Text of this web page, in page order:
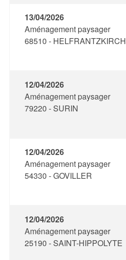
13/04/2026
Aménagement paysager
68510 - HELFRANTZKIRCH
12/04/2026
Aménagement paysager
79220 - SURIN
12/04/2026
Aménagement paysager
54330 - GOVILLER
12/04/2026
Aménagement paysager
25190 - SAINT-HIPPOLYTE